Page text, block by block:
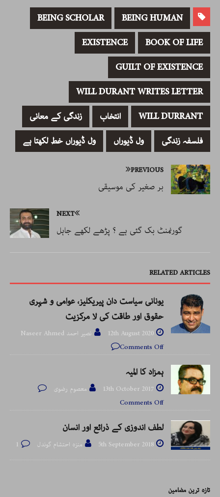
BEING HUMAN
BEING SCHOLAR
BOOK OF LIFE
EXISTENCE
GUILT OF EXISTENCE
WILL DURANT WRITES LETTER
WILL DURRANT
انتخاب
زندگی کے معانی
فلسفہ زندگی
ول ڈیوراں ول ڈیوراں خط لکھتا ہے
PREVIOUS
بر صغیر کی موسیقی
NEXT
گورنمنٹ بک گئی ہے ؟ پڑھے لکھے جاہل
RELATED ARTICLES
یونانی سیاست دان پیریکلیز، عوامی و شہری
حقوق اور طاقت کی لا مرکزیت
12th August 2020
نصیر احمد Naseer Ahmed
Comments Off
ہمزاد کا المیہ
13th October 2017
معصوم رضوی
Comments Off
لطف اندوزی کے ذرائع اور انسان
5th September 2018 منزہ احتشام گوندل 1
تازہ ترین مضامین